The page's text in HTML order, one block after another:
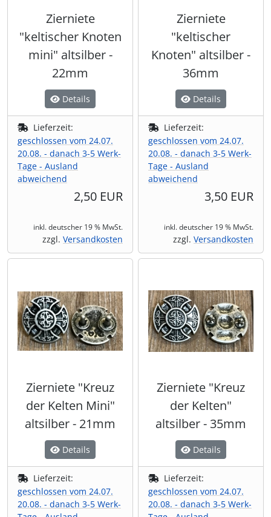
Zierniete
"keltischer Knoten
mini" altsilber -
22mm
Details
Lieferzeit:
geschlossen vom 24.07.
20.08. - danach 3-5 Werk-
Tage - Ausland
abweichend
2,50 EUR
inkl. deutscher 19 % MwSt.
zzgl. Versandkosten
Zierniete
"keltischer
Knoten" altsilber -
36mm
Details
Lieferzeit:
geschlossen vom 24.07.
20.08. - danach 3-5 Werk-
Tage - Ausland
abweichend
3,50 EUR
inkl. deutscher 19 % MwSt.
zzgl. Versandkosten
Zierniete "Kreuz
der Kelten Mini"
altsilber - 21mm
Details
Lieferzeit:
geschlossen vom 24.07.
20.08. - danach 3-5 Werk-
Zierniete "Kreuz
der Kelten"
altsilber - 35mm
Details
Lieferzeit:
geschlossen vom 24.07.
20.08. - danach 3-5 Werk-